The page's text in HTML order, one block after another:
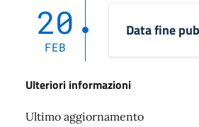
20
FEB
Data fine
Ulteriori informazioni
Ultimo aggiornamento